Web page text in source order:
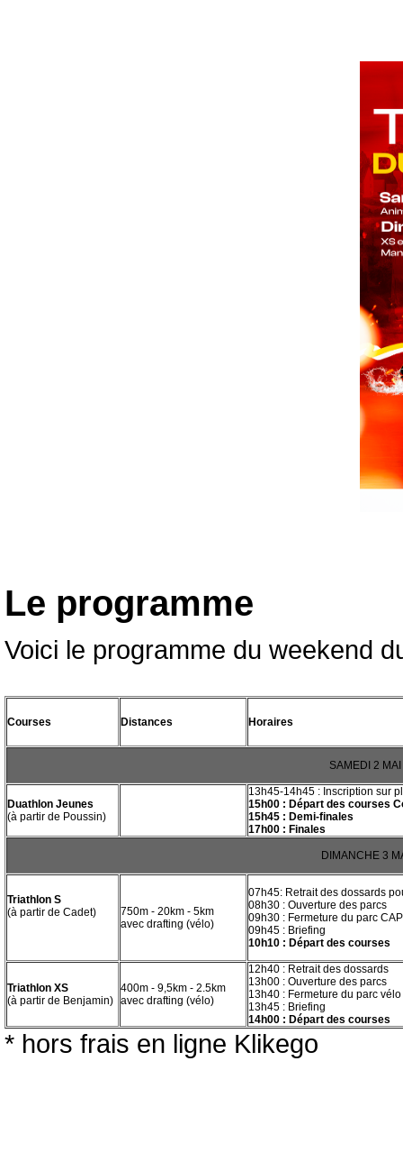
Le programme
Voici le programme du weekend
Courses Distances Horaires
SAMEDI 2
Duathlon Jeunes
(à partir de Poussin)
13h45-14h45 : Inscription sur
15h00 : Départ des courses
15h45 : Demi-finales
17h00 : Finales
DIMANCHE 3
Triathlon S
(à partir de Cadet)
750m - 20km - 5km
avec drafting (vélo)
07h45: Retrait des dossards
08h30 : Ouverture des parcs
09h30 : Fermeture du parc
09h45 : Briefing
10h10 : Départ des courses
Triathlon XS
(à partir de Benjamin)
400m - 9,5km - 2.5km
avec drafting (vélo)
12h40 : Retrait des dossards
13h00 : Ouverture des parcs
13h40 : Fermeture du parc
13h45 : Briefing
14h00 : Départ des courses
* hors frais en ligne Klikego